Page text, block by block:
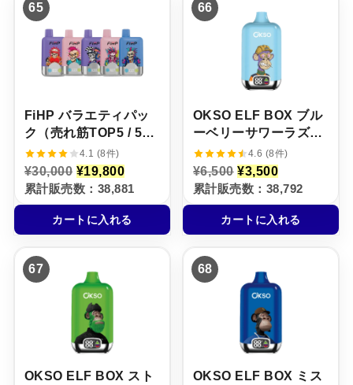
0
で
し
た
0
0
で
す
0
。
5
。
65
FiHP バラエティパッ
ク（売れ筋TOP5 / 5本
セット） 4.1 (8件)
¥30,000 元
の
価
格
は
¥
0
0
で
し
た
¥19,800現
在
の
価
格
は
累計販売数：38,881
カートに入れる
66
OKSO ELF BOX ブル
ーベリーサワーラズベ
リー味【ニコパフ】
5%
4.6 (8件)
¥6,500 元
の
価
格
は
¥
0
0
た
。
¥3,500現
在
の
価
格
は
5
0
。
累計販売数：38,792
カートに入れる
67
OKSO ELF BOX スト
68
OKSO ELF BOX ミス